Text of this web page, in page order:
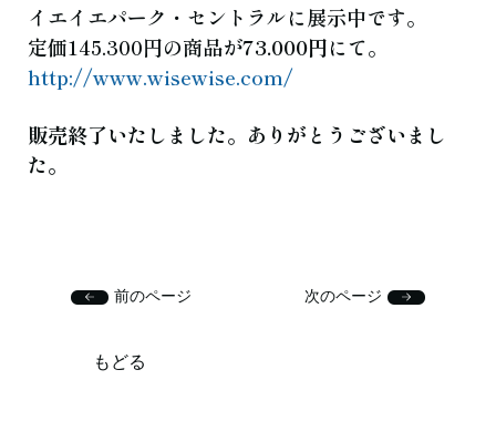
イエイエパーク・セントラルに展示中です。
定価145.300円の商品が73.000円にて。
http://www.wisewise.com/
販売終了いたしました。ありがとうございまし
た。
前のページ
もどる
次のページ